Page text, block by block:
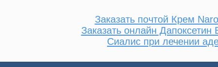
Заказать почтой Крем
Заказать онлайн Дапоксетин
Сиалис при лечении